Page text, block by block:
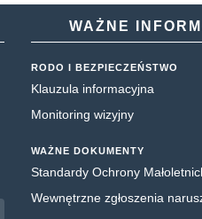
WAŻNE
RODO I BEZPIECZEŃSTWO
Klauzula informacyjna
Monitoring wizyjny
WAŻNE DOKUMENTY
Standardy Ochrony
Wewnętrzne zgłoszenia